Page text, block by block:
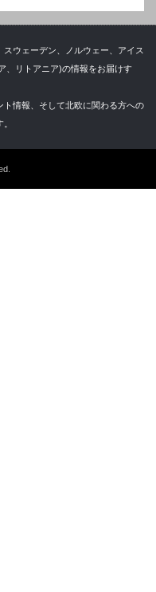
ウェーデン、ノルウェー、アイス
、リトアニア)の情報をお届けす
情報、そして北欧に関わる方への